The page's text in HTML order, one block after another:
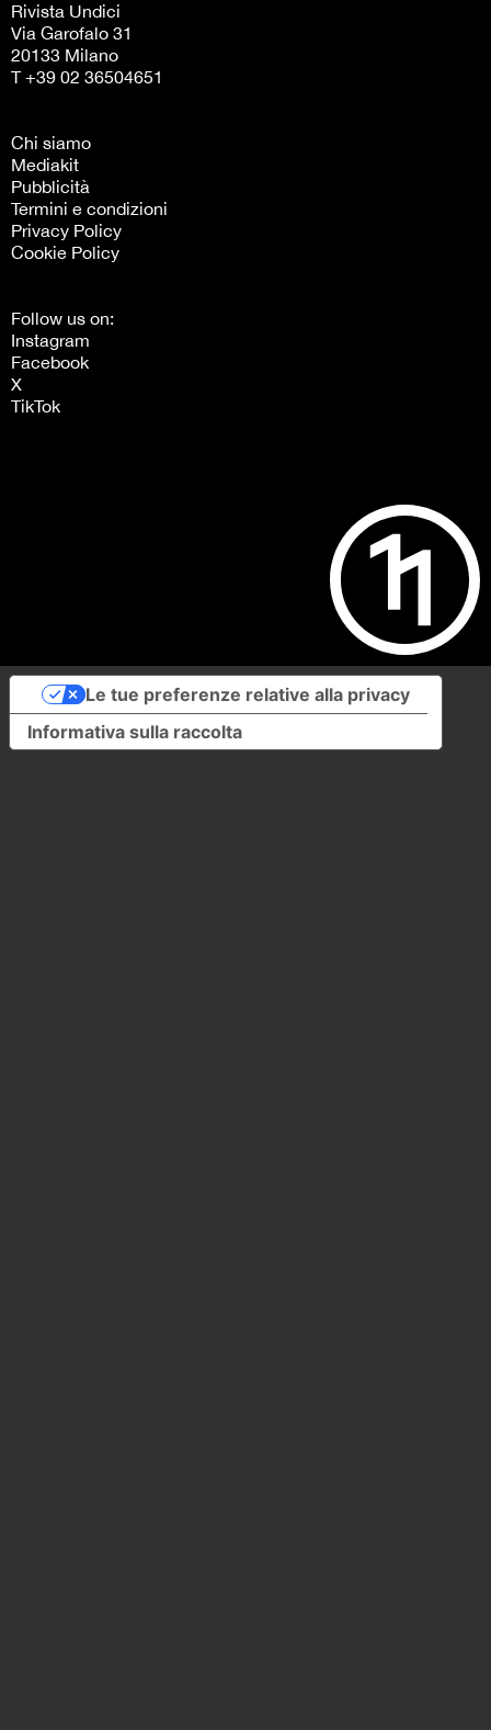
Rivista Undici
Via Garofalo 31
20133 Milano
T +39 02 36504651
Chi siamo
Mediakit
Pubblicità
Termini e condizioni
Privacy Policy
Cookie Policy
Follow us on:
Instagram
Facebook
X
TikTok
Informativa sulla raccolta
Le tue preferenze relative alla privacy